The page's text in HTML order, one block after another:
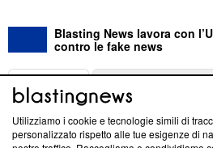
Blasting News lavora con
contro le fake news
ABOUT
Questa sezione offre informazioni
Utilizziamo i cookie e tecnologie simili di
personalizzato rispetto alle tue esigenze di